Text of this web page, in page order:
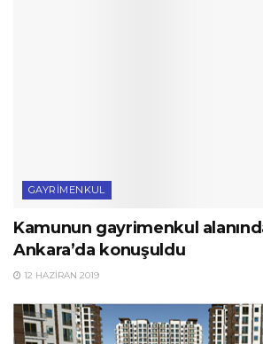
GAYRIMENKUL
Kamunun gayrimenkul
Ankara’da konuşuldu
12 HAZIRAN 2019